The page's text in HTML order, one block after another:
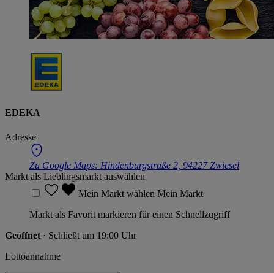
EDEKA
Adresse
Zu Google Maps: Hindenburgstraße 2, 94227 Zwiesel
Markt als Lieblingsmarkt auswählen
Mein Markt wählen Mein Markt
Markt als Favorit markieren für einen Schnellzugriff
Geöffnet · Schließt um 19:00 Uhr
Lottoannahme